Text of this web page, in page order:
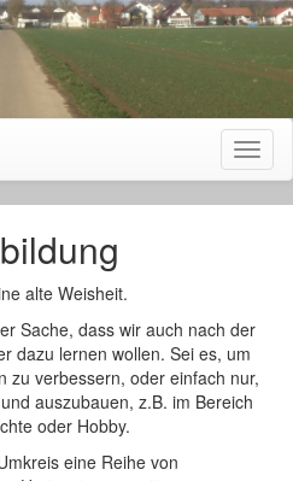
alte Weisheit.
Sache, dass wir auch nach der
dazu lernen wollen. Sei es, um
zu verbessern, oder einfach nur,
auszubauen, z.B. im Bereich
oder Hobby.
eine Reihe von